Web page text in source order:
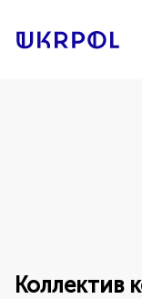
Коллектив